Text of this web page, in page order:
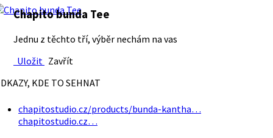
Chapito bunda Tee
Jednu z těchto tří, výběr nechám na vas
Uložit Zavřít
KDE TO SEHNAT
chapitostudio.cz/products/bunda-kantha…
chapitostudio.cz…